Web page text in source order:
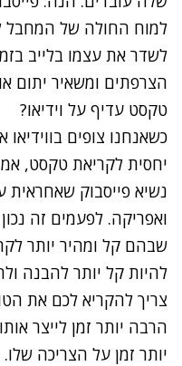
למוח החולה של המחבל
לשדר את עצמו בלייב
הצרפתים ומשאיר יתום
טקסט עדיף על וידיאו?
כשאנחנו צופים
יחסית לקריאת טקסט,
נשיא פייסבוק שאחראית
ואפריקה. לפעמים זה
שבהם קל ומהיר יותר
להיות קל יותר להבנה
צריך להקריא לכם את
הרבה יותר זמן לייצר
יותר זמן על הצריכה